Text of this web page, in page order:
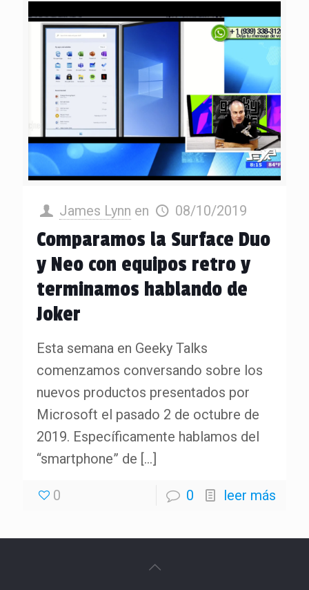
James Lynn en 08/10/2019
Comparamos la Surface Duo
y Neo con equipos retro y
terminamos hablando de
Joker
Esta semana en Geeky Talks
comenzamos conversando sobre los
nuevos productos presentados por
Microsoft el pasado 2 de octubre de
2019. Específicamente hablamos del
“smartphone” de […]
0 0 leer más